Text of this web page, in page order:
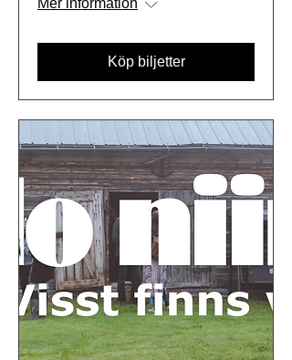
Mer information
Köp biljetter